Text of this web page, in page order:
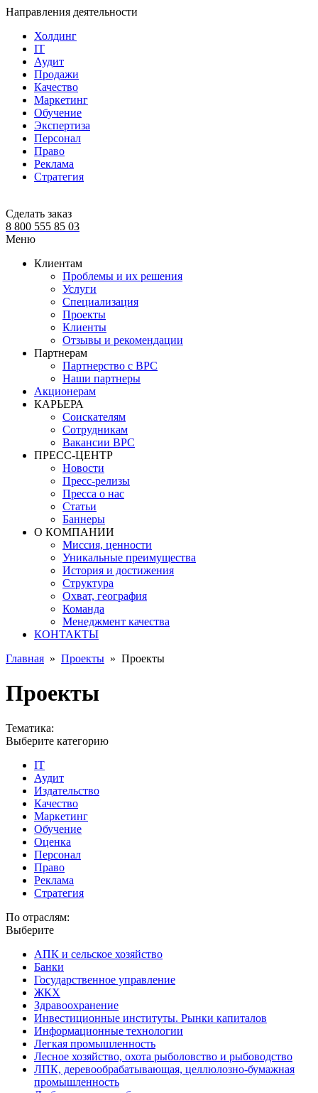
Направления деятельности
Холдинг
IT
Аудит
Продажи
Качество
Маркетинг
Обучение
Экспертиза
Персонал
Право
Реклама
Стратегия
Сделать заказ
8 800 555 85 03
Меню
Клиентам
Проблемы и их решения
Услуги
Специализация
Проекты
Клиенты
Отзывы и рекомендации
Партнерам
Партнерство с BPC
Наши партнеры
Акционерам
КАРЬЕРА
Соискателям
Сотрудникам
Вакансии BPC
ПРЕСС-ЦЕНТР
Новости
Пресс-релизы
Пресса о нас
Статьи
Баннеры
О КОМПАНИИ
Миссия, ценности
Уникальные преимущества
История и достижения
Структура
Охват, география
Команда
Менеджмент качества
КОНТАКТЫ
Главная » Проекты » Проекты
Проекты
Тематика:
Выберите категорию
IT
Аудит
Издательство
Качество
Маркетинг
Обучение
Оценка
Персонал
Право
Реклама
Стратегия
По отраслям:
Выберите
АПК и сельское хозяйство
Банки
Государственное управление
ЖКХ
Здравоохранение
Инвестиционные институты. Рынки капиталов
Информационные технологии
Легкая промышленность
Лесное хозяйство, охота рыболовство и рыбоводство
ЛПК, деревообрабатывающая, целлюлозно-бумажная
промышленность